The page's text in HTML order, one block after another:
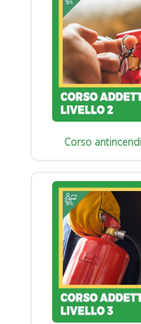
Corso